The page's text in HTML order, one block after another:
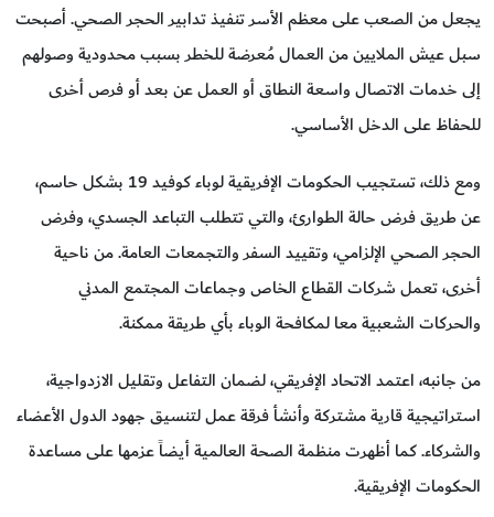
يجعل من الصعب على معظم الأسر تنفيذ تدابير الحجر الصحي. أصبحت
سبل عيش الملايين من العمال مُعرضة للخطر بسبب محدودية وصولهم
إلى خدمات الاتصال واسعة النطاق أو العمل عن بعد أو فرص أخرى
للحفاظ على الدخل الأساسي.
ومع ذلك، تستجيب الحكومات الإفريقية لوباء كوفيد 19 بشكل حاسم،
عن طريق فرض حالة الطوارئ، والتي تتطلب التباعد الجسدي، وفرض
الحجر الصحي الإلزامي، وتقييد السفر والتجمعات العامة. من ناحية
أخرى، تعمل شركات القطاع الخاص وجماعات المجتمع المدني
والحركات الشعبية معا لمكافحة الوباء بأي طريقة ممكنة.
من جانبه، اعتمد الاتحاد الإفريقي، لضمان التفاعل وتقليل الازدواجية،
استراتيجية قارية مشتركة وأنشأ فرقة عمل لتنسيق جهود الدول الأعضاء
والشركاء. كما أظهرت منظمة الصحة العالمية أيضاً عزمها على مساعدة
الحكومات الإفريقية.